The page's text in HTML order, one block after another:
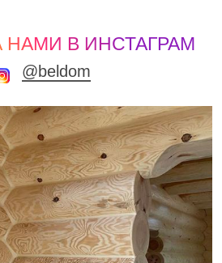
НАМИ В ИНСТАГРАМ
@beldom